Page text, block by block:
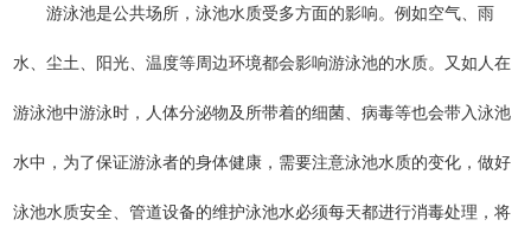
游泳池是公共场所，泳池水质受多方面的影响。例如空气、雨
水、尘土、阳光、温度等周边环境都会影响游泳池的水质。又如人在
游泳池中游泳时，人体分泌物及所带着的细菌、病毒等也会带入泳池
水中，为了保证游泳者的身体健康，需要注意泳池水质的变化，做好
泳池水质安全、管道设备的维护泳池水必须每天都进行消毒处理，将